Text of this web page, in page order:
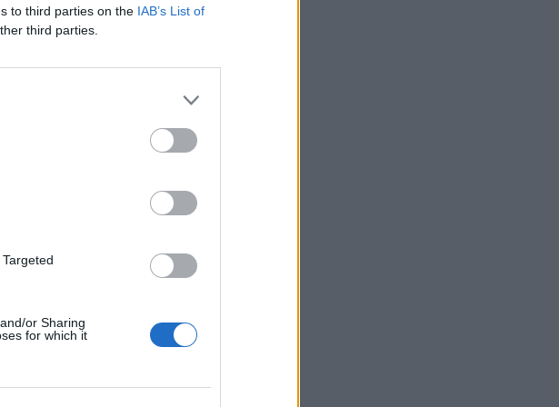
to third parties on the IAB’s List of
third parties.
or Sharing
for which it
27 pouces de large, 46 ½
l’embout et ajouter des